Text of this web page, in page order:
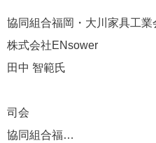
協同組合福岡・大川家具工
株式会社ENsower
田中 智範氏
司会
協同組合福…